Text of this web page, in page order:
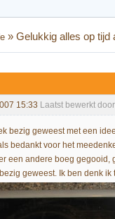
»Gelukkig alles op tijd
15:33 Laatst bewerkt
bezig geweest met een
bedankt voor het
een andere boeg gegooid,
geweest. Ik ben denk